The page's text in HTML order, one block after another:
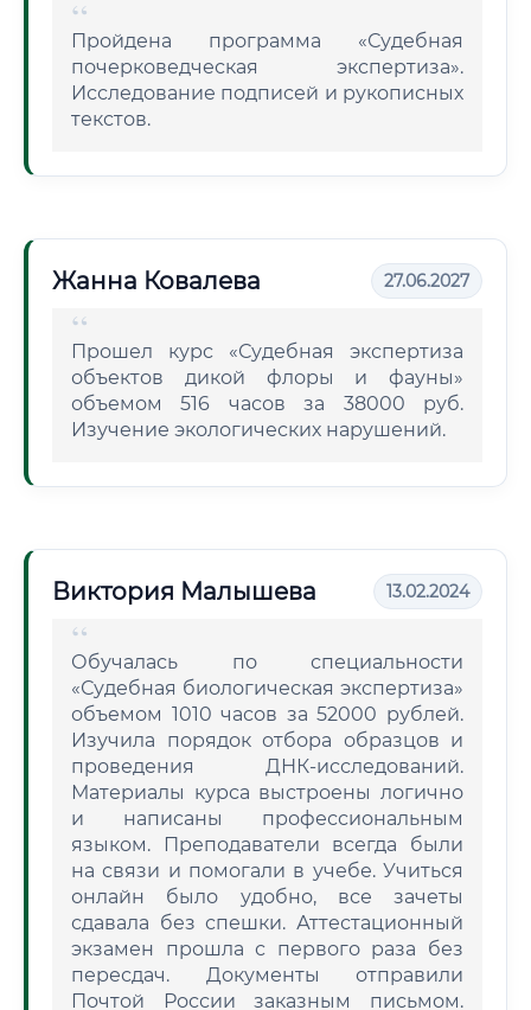
Пройдена программа «Судебная
почерковедческая экспертиза».
Исследование подписей и рукописных
текстов.
Жанна Ковалева 27.06.2027
Прошел курс «Судебная экспертиза
объектов дикой флоры и фауны»
объемом 516 часов за 38000 руб.
Изучение экологических нарушений.
Виктория Малышева 13.02.2024
Обучалась по специальности
«Судебная биологическая экспертиза»
объемом 1010 часов за 52000 рублей.
Изучила порядок отбора образцов и
проведения ДНК-исследований.
Материалы курса выстроены логично
и написаны профессиональным
языком. Преподаватели всегда были
на связи и помогали в учебе. Учиться
онлайн было удобно, все зачеты
сдавала без спешки. Аттестационный
экзамен прошла с первого раза без
пересдач. Документы отправили
Почтой России заказным письмом.